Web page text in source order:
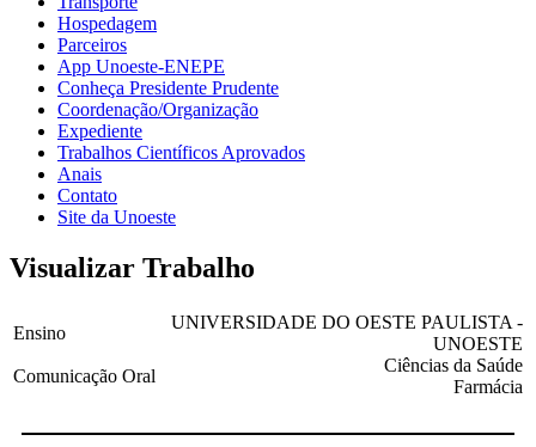
Hospedagem
Parceiros
App Unoeste-ENEPE
Conheça Presidente Prudente
Coordenação/Organização
Expediente
Trabalhos Científicos Aprovados
Anais
Contato
Site da Unoeste
Visualizar Trabalho
Ensino
Comunicação Oral
UNIVERSIDADE DO OESTE PAULISTA -
UNOESTE
Ciências da Saúde
Farmácia